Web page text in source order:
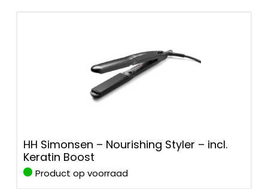
HH Simonsen – Nourishing Styler – incl.
Keratin Boost
Product op voorraad